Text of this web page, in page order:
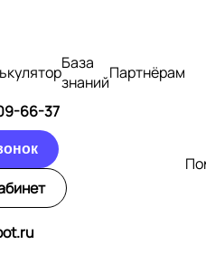
База
знанийПартнёрам
66-37